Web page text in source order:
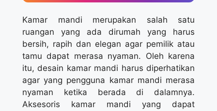
Kamar mandi merupakan salah satu
ruangan yang ada dirumah yang harus
bersih, rapih dan elegan agar pemilik atau
tamu dapat merasa nyaman. Oleh karena
itu, desain kamar mandi harus diperhatikan
agar yang pengguna kamar mandi merasa
nyaman ketika berada di dalamnya.
Aksesoris kamar mandi yang dapat